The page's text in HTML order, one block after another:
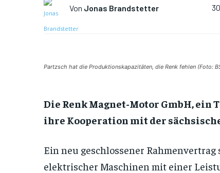
Von Jonas Brandstetter
Partzsch hat die Produktionskapazitäten, die Renk fehlen (Foto:
Die Renk Magnet-Motor GmbH,
ihre Kooperation mit der
Ein neu geschlossener
elektrischer Maschinen mit einer